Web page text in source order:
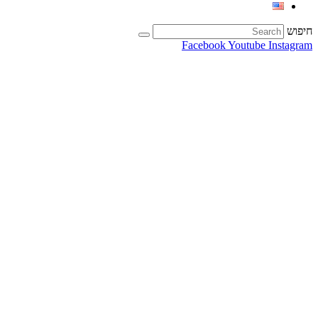
חיפוש
FacebookYoutube Instagram